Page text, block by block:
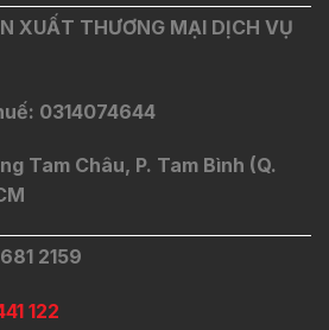
XUẤT THƯƠNG MẠI DỊCH VỤ
0314074644
Tam Châu, P. Tam Bình (Q.
2159
122